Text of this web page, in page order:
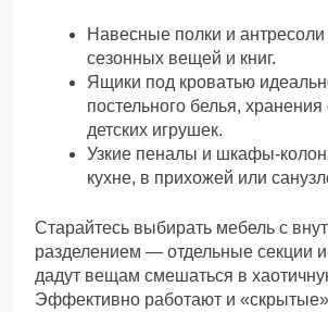
Навесные полки и
сезонных вещей и книг.
Ящики под кроватью
постельного белья,
детских игрушек.
Узкие пеналы и шкафы-
кухне, в прихожей или
Старайтесь выбирать мебель с
разделением — отдельные секции
дадут вещам смешаться в
Эффективно работают и